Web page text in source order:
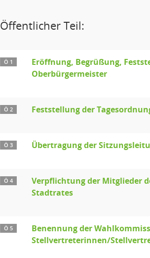
Öffentlicher Teil:
Ö 1
Eröffnung, Begrüßung,
Oberbürgermeister
Ö 2 Feststellung der
Ö 3 Übertragung der
Ö 4
Verpflichtung der Mitglieder
Stadtrates
Ö 5
Benennung der
Stellvertreterinnen/